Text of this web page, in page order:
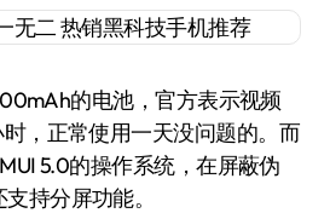
的电池，官方表示视频
，正常使用一天没问题的。而
5.0的操作系统，在屏蔽伪
持分屏功能。